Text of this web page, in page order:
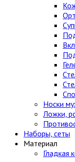
Носки
Ложки,
Наборы, сеты
Материал
Гладкая